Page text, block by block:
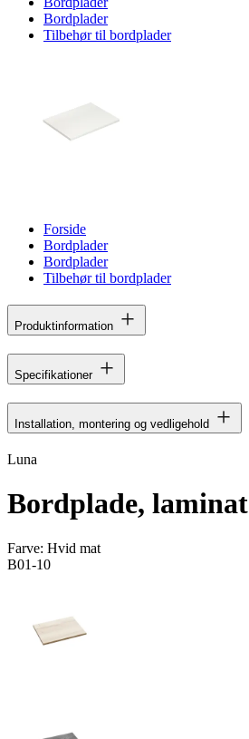
Bordplader
Tilbehør til bordplader
Forside
Bordplader
Bordplader
Tilbehør til bordplader
Produktinformation
Specifikationer
Installation, montering og vedligehold
Luna
Bordplade, laminat
Farve: Hvid mat
B01-10